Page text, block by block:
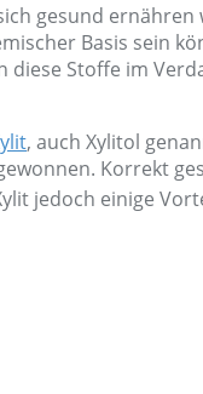
gesund
Basis sein
diese Stoffe im
, auch Xylitol
Korrekt
jedoch einige